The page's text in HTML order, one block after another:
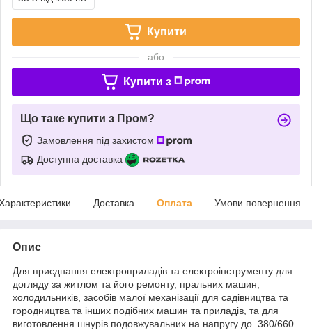
Купити
або
Купити з
Що таке купити з Пром?
Замовлення під захистом
Доступна доставка
Доставка Оплата Умови повернення
Опис
Для приєднання електроприладів та електроінструменту для
догляду за житлом та його ремонту, пральних машин,
холодильників, засобів малої механізації для садівництва та
городництва та інших подібних машин та приладів, та для
виготовлення шнурів подовжувальних на напругу до 380/660